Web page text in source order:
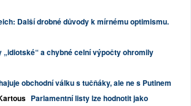
Další drobné důvody k mírnému optimismu.
„idiotské“ a chybné celní výpočty ohromily
obchodní válku s tučňáky, ale ne s Putinem
Parlamentní listy lze hodnotit jako